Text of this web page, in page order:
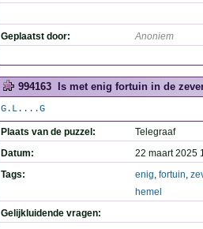
Geplaatst door: Anoniem
994163 Is met enig fortuin in de
G.L....G
Plaats van de puzzel:
Telegraaf
Datum:
22 maart 2025
Tags:
enig, fortuin,
hemel
Gelijkluidende vragen: